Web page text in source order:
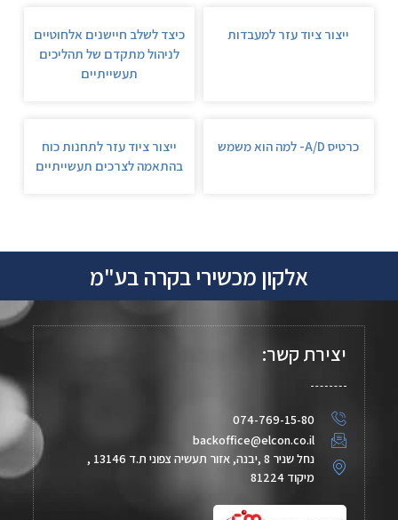
ייצור ציוד עזר למעבדות
כיצד לשלב חיישנים אלחוטיים
לניהול מתקדם של תהליכים
תעשייתיים
כרטיס A/D- למה הוא משמש
ייצור ציוד עזר לתחנות כוח
בהתאמה לצרכים תעשייתיים
אלקון מכשירי בקרה בע"מ
יצירת קשר:
074-769-15-80
backoffice@elcon.co.il
נחל שניר 8 ,יבנה, אזור תעשיה צפוני ת.ד 13146 ,
מיקוד 81224